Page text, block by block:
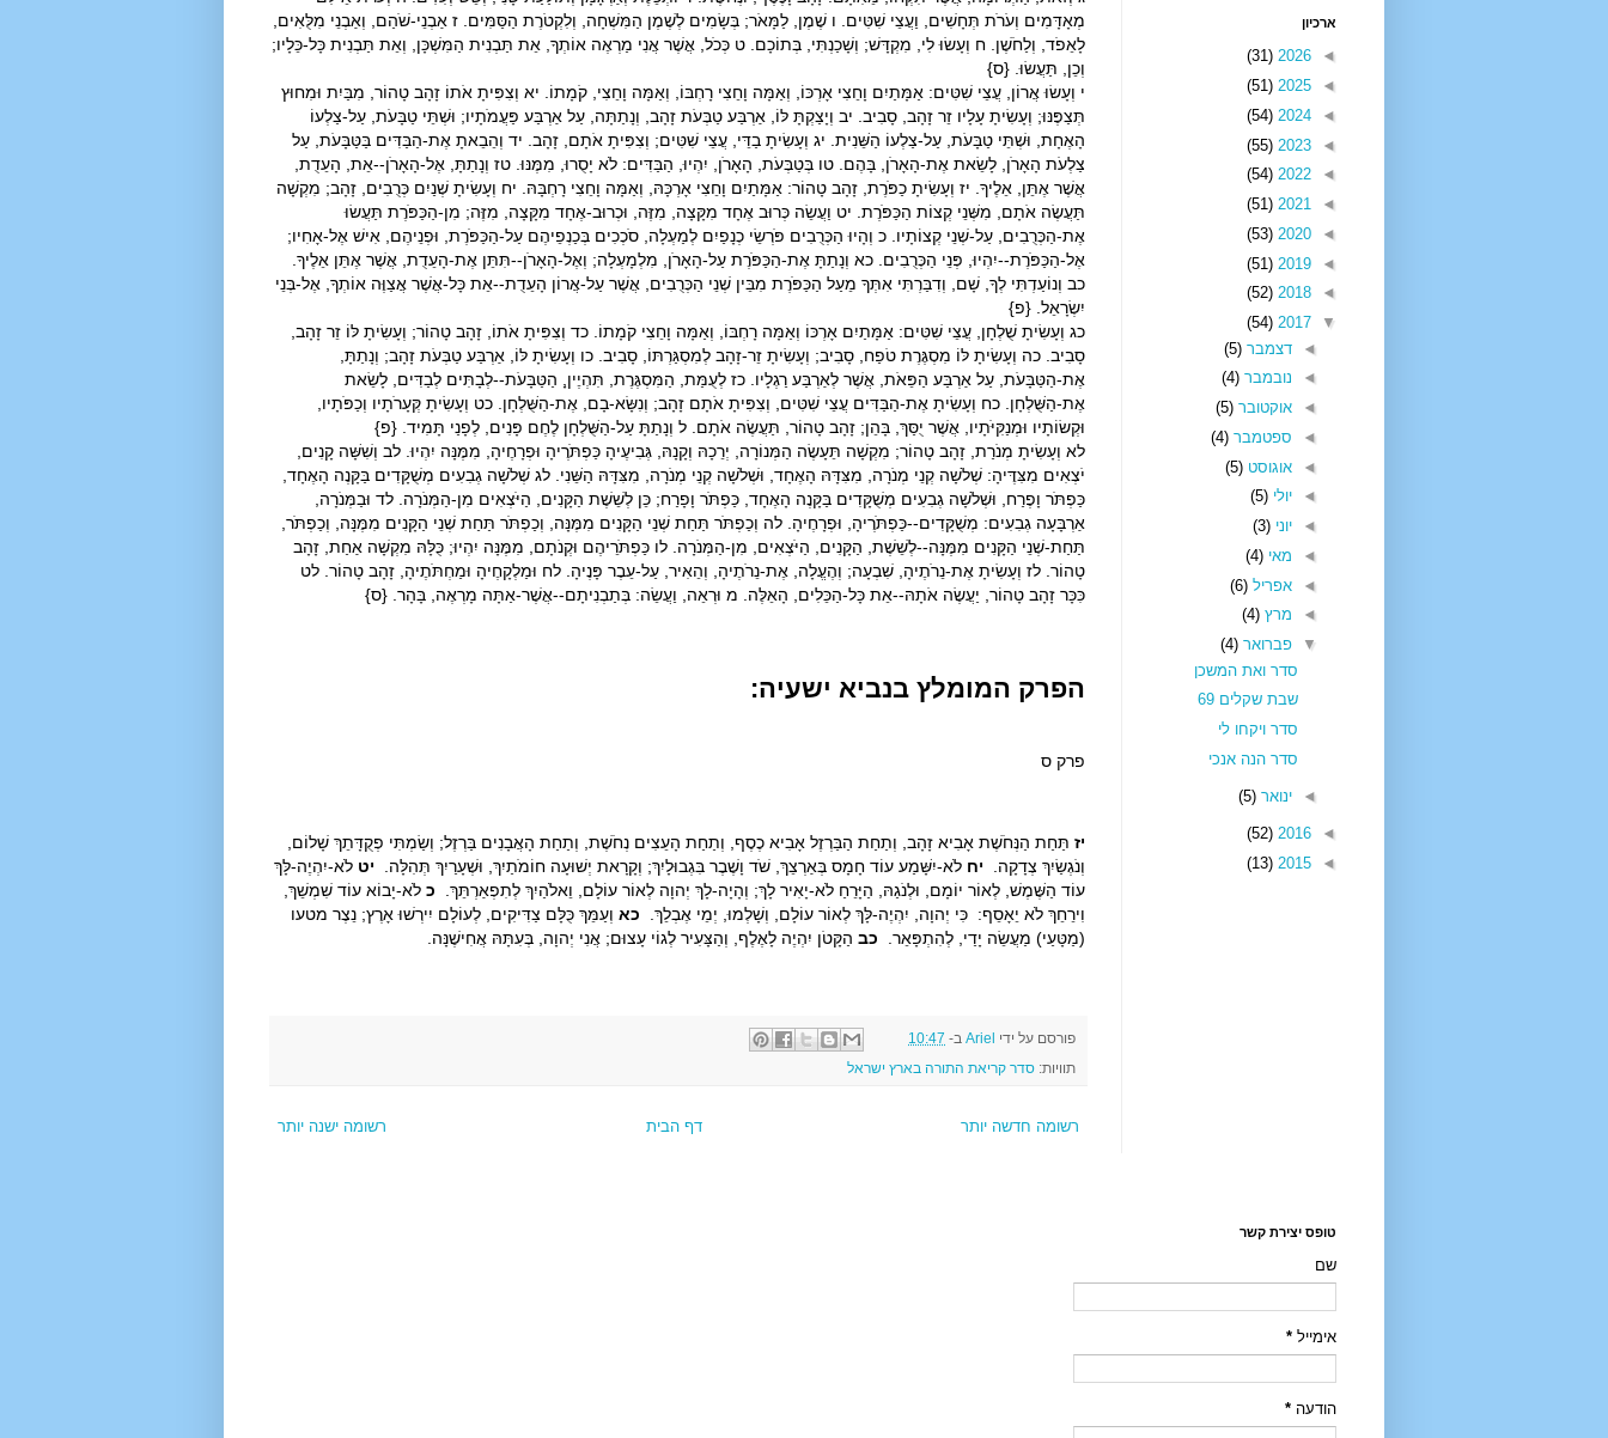
מְאָדָּמִים וְעֹרֹת תְּחָשִׁים, וַעֲצֵי שִׁטִּים. ו שֶׁמֶן, לַמָּאֹר; בְּשָׂמִים לְשֶׁמֶן הַמִּשְׁחָה, וְלִקְטֹרֶת הַסַּמִּים. ז אַבְנֵי-שֹׁהַם, וְאַבְנֵי מִלֻּאִים,
לָאֵפֹד, וְלַחֹשֶׁן. ח וְעָשׂוּ לִי, מִקְדָּשׁ; וְשָׁכַנְתִּי, בְּתוֹכָם. ט כְּכֹל, אֲשֶׁר אֲנִי מַרְאֶה אוֹתְךָ, אֵת תַּבְנִית הַמִּשְׁכָּן, וְאֵת תַּבְנִית כָּל-כֵּלָיו;
וְכֵן, תַּעֲשׂוּ. {ס}
י וְעָשׂוּ אֲרוֹן, עֲצֵי שִׁטִּים: אַמָּתַיִם וָחֵצִי אָרְכּוֹ, וְאַמָּה וָחֵצִי רָחְבּוֹ, וְאַמָּה וָחֵצִי, קֹמָתוֹ. יא וְצִפִּיתָ אֹתוֹ זָהָב טָהוֹר, מִבַּיִת וּמִחוּץ
תְּצַפֶּנּוּ; וְעָשִׂיתָ עָלָיו זֵר זָהָב, סָבִיב. יב וְיָצַקְתָּ לּוֹ, אַרְבַּע טַבְּעֹת זָהָב, וְנָתַתָּה, עַל אַרְבַּע פַּעֲמֹתָיו; וּשְׁתֵּי טַבָּעֹת, עַל-צַלְעוֹ
הָאֶחָת, וּשְׁתֵּי טַבָּעֹת, עַל-צַלְעוֹ הַשֵּׁנִית. יג וְעָשִׂיתָ בַדֵּי, עֲצֵי שִׁטִּים; וְצִפִּיתָ אֹתָם, זָהָב. יד וְהֵבֵאתָ אֶת-הַבַּדִּים בַּטַּבָּעֹת, עַל
צַלְעֹת הָאָרֹן, לָשֵׂאת אֶת-הָאָרֹן, בָּהֶם. טו בְּטַבְּעֹת, הָאָרֹן, יִהְיוּ, הַבַּדִּים: לֹא יָסֻרוּ, מִמֶּנּוּ. טז וְנָתַתָּ, אֶל-הָאָרֹן--אֵת, הָעֵדֻת,
אֲשֶׁר אֶתֵּן, אֵלֶיךָ. יז וְעָשִׂיתָ כַפֹּרֶת, זָהָב טָהוֹר: אַמָּתַיִם וָחֵצִי אָרְכָּהּ, וְאַמָּה וָחֵצִי רָחְבָּהּ. יח וְעָשִׂיתָ שְׁנַיִם כְּרֻבִים, זָהָב; מִקְשָׁה
תַּעֲשֶׂה אֹתָם, מִשְּׁנֵי קְצוֹת הַכַּפֹּרֶת. יט וַעֲשֵׂה כְּרוּב אֶחָד מִקָּצָה, מִזֶּה, וּכְרוּב-אֶחָד מִקָּצָה, מִזֶּה; מִן-הַכַּפֹּרֶת תַּעֲשׂוּ
אֶת-הַכְּרֻבִים, עַל-שְׁנֵי קְצוֹתָיו. כ וְהָיוּ הַכְּרֻבִים פֹּרְשֵׂי כְנָפַיִם לְמַעְלָה, סֹכְכִים בְּכַנְפֵיהֶם עַל-הַכַּפֹּרֶת, וּפְנֵיהֶם, אִישׁ אֶל-אָחִיו;
אֶל-הַכַּפֹּרֶת--יִהְיוּ, פְּנֵי הַכְּרֻבִים. כא וְנָתַתָּ אֶת-הַכַּפֹּרֶת עַל-הָאָרֹן, מִלְמָעְלָה; וְאֶל-הָאָרֹן--תִּתֵּן אֶת-הָעֵדֻת, אֲשֶׁר אֶתֵּן אֵלֶיךָ.
כב וְנוֹעַדְתִּי לְךָ, שָׁם, וְדִבַּרְתִּי אִתְּךָ מֵעַל הַכַּפֹּרֶת מִבֵּין שְׁנֵי הַכְּרֻבִים, אֲשֶׁר עַל-אֲרוֹן הָעֵדֻת--אֵת כָּל-אֲשֶׁר אֲצַוֶּה אוֹתְךָ, אֶל-בְּנֵי
יִשְׂרָאֵל. {פ}
כג וְעָשִׂיתָ שֻׁלְחָן, עֲצֵי שִׁטִּים: אַמָּתַיִם אָרְכּוֹ וְאַמָּה רָחְבּוֹ, וְאַמָּה וָחֵצִי קֹמָתוֹ. כד וְצִפִּיתָ אֹתוֹ, זָהָב טָהוֹר; וְעָשִׂיתָ לּוֹ זֵר זָהָב,
סָבִיב. כה וְעָשִׂיתָ לּוֹ מִסְגֶּרֶת טֹפַח, סָבִיב; וְעָשִׂיתָ זֵר-זָהָב לְמִסְגַּרְתּוֹ, סָבִיב. כו וְעָשִׂיתָ לּוֹ, אַרְבַּע טַבְּעֹת זָהָב; וְנָתַתָּ,
אֶת-הַטַּבָּעֹת, עַל אַרְבַּע הַפֵּאֹת, אֲשֶׁר לְאַרְבַּע רַגְלָיו. כז לְעֻמַּת, הַמִּסְגֶּרֶת, תִּהְיֶיןָ, הַטַּבָּעֹת--לְבָתִּים לְבַדִּים, לָשֵׂאת
אֶת-הַשֻּׁלְחָן. כח וְעָשִׂיתָ אֶת-הַבַּדִּים עֲצֵי שִׁטִּים, וְצִפִּיתָ אֹתָם זָהָב; וְנִשָּׂא-בָם, אֶת-הַשֻּׁלְחָן. כט וְעָשִׂיתָ קְּעָרֹתָיו וְכַפֹּתָיו,
וּקְשׂוֹתָיו וּמְנַקִּיֹּתָיו, אֲשֶׁר יֻסַּךְ, בָּהֵן; זָהָב טָהוֹר, תַּעֲשֶׂה אֹתָם. ל וְנָתַתָּ עַל-הַשֻּׁלְחָן לֶחֶם פָּנִים, לְפָנַי תָּמִיד. {פ}
לא וְעָשִׂיתָ מְנֹרַת, זָהָב טָהוֹר; מִקְשָׁה תֵּעָשֶׂה הַמְּנוֹרָה, יְרֵכָהּ וְקָנָהּ, גְּבִיעֶיהָ כַּפְתֹּרֶיהָ וּפְרָחֶיהָ, מִמֶּנָּה יִהְיוּ. לב וְשִׁשָּׁה קָנִים,
יֹצְאִים מִצִּדֶּיהָ: שְׁלֹשָׁה קְנֵי מְנֹרָה, מִצִּדָּהּ הָאֶחָד, וּשְׁלֹשָׁה קְנֵי מְנֹרָה, מִצִּדָּהּ הַשֵּׁנִי. לג שְׁלֹשָׁה גְבִעִים מְשֻׁקָּדִים בַּקָּנֶה הָאֶחָד,
כַּפְתֹּר וָפֶרַח, וּשְׁלֹשָׁה גְבִעִים מְשֻׁקָּדִים בַּקָּנֶה הָאֶחָד, כַּפְתֹּר וָפָרַח; כֵּן לְשֵׁשֶׁת הַקָּנִים, הַיֹּצְאִים מִן-הַמְּנֹרָה. לד וּבַמְּנֹרָה,
אַרְבָּעָה גְבִעִים: מְשֻׁקָּדִים--כַּפְתֹּרֶיהָ, וּפְרָחֶיהָ. לה וְכַפְתֹּר תַּחַת שְׁנֵי הַקָּנִים מִמֶּנָּה, וְכַפְתֹּר תַּחַת שְׁנֵי הַקָּנִים מִמֶּנָּה, וְכַפְתֹּר,
תַּחַת-שְׁנֵי הַקָּנִים מִמֶּנָּה--לְשֵׁשֶׁת, הַקָּנִים, הַיֹּצְאִים, מִן-הַמְּנֹרָה. לו כַּפְתֹּרֵיהֶם וּקְנֹתָם, מִמֶּנָּה יִהְיוּ; כֻּלָּהּ מִקְשָׁה אַחַת, זָהָב
טָהוֹר. לז וְעָשִׂיתָ אֶת-נֵרֹתֶיהָ, שִׁבְעָה; וְהֶעֱלָה, אֶת-נֵרֹתֶיהָ, וְהֵאִיר, עַל-עֵבֶר פָּנֶיהָ. לח וּמַלְקָחֶיהָ וּמַחְתֹּתֶיהָ, זָהָב טָהוֹר. לט
כִּכָּר זָהָב טָהוֹר, יַעֲשֶׂה אֹתָהּ--אֵת כָּל-הַכֵּלִים, הָאֵלֶּה. מ וּרְאֵה, וַעֲשֵׂה: בְּתַבְנִיתָם--אֲשֶׁר-אַתָּה מָרְאֶה, בָּהָר. {ס}
הפרק המומלץ בנביא ישעיה:
פרק ס
יז תַּחַת הַנְּחֹשֶׁת אָבִיא זָהָב, וְתַחַת הַבַּרְזֶל אָבִיא כֶסֶף, וְתַחַת הָעֵצִים נְחֹשֶׁת, וְתַחַת הָאֲבָנִים בַּרְזֶל; וְשַׂמְתִּי פְקֻדָּתֵךְ שָׁלוֹם,
וְנֹגְשַׂיִךְ צְדָקָה. יח לֹא-יִשָּׁמַע עוֹד חָמָס בְּאַרְצֵךְ, שֹׁד וָשֶׁבֶר בִּגְבוּלָיִךְ; וְקָרָאת יְשׁוּעָה חוֹמֹתַיִךְ, וּשְׁעָרַיִךְ תְּהִלָּה. יט לֹא-יִהְיֶה-לָּךְ
עוֹד הַשֶּׁמֶשׁ, לְאוֹר יוֹמָם, וּלְנֹגַהּ, הַיָּרֵחַ לֹא-יָאִיר לָךְ; וְהָיָה-לָךְ יְהוָה לְאוֹר עוֹלָם, וֵאלֹהַיִךְ לְתִפְאַרְתֵּךְ. כ לֹא-יָבוֹא עוֹד שִׁמְשֵׁךְ,
וִירֵחֵךְ לֹא יֵאָסֵף: כִּי יְהוָה, יִהְיֶה-לָּךְ לְאוֹר עוֹלָם, וְשָׁלְמוּ, יְמֵי אֶבְלֵךְ. כא וְעַמֵּךְ כֻּלָּם צַדִּיקִים, לְעוֹלָם יִירְשׁוּ אָרֶץ; נֵצֶר מטעו
(מַטָּעַי) מַעֲשֵׂה יָדַי, לְהִתְפָּאֵר. כב הַקָּטֹן יִהְיֶה לָאֶלֶף, וְהַצָּעִיר לְגוֹי עָצוּם; אֲנִי יְהוָה, בְּעִתָּהּ אֲחִישֶׁנָּה.
פורסם על ידי Ariel ב- 10:47
תוויות: סדר קריאת התורה בארץ ישראל
רשומה חדשה יותר רשומה ישנה יותר דף הבית
ארכיון
◄
2026
(31)
◄
2025
(51)
◄
2024
(54)
◄
2023
(55)
◄
2022
(54)
◄
2021
(51)
◄
2020
(53)
◄
2019
(51)
◄
2018
(52)
▼
2017
(54)
◄ דצמבר (5)
◄ נובמבר (4)
◄ אוקטובר (5)
◄ ספטמבר (4)
◄ אוגוסט (5)
◄ יולי (5)
◄ יוני (3)
◄ מאי (4)
◄ אפריל (6)
◄ מרץ (4)
▼ פברואר (4)
סדר ואת המשכן
שבת שקלים 69
סדר ויקחו לי
סדר הנה אנכי
◄ ינואר (5)
◄
2016
(52)
◄
2015
(13)
טופס יצירת קשר
שם
אימייל *
הודעה *